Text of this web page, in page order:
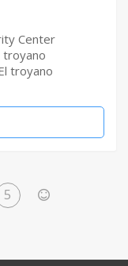
Center
troyano
troyano
5